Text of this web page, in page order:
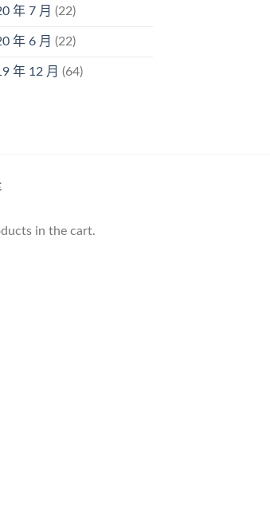
年 7 月 (22)
年 6 月 (22)
年 12 月 (64)
in the cart.